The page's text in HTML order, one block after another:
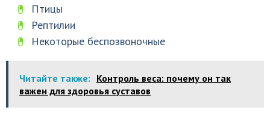
Птицы
Рептилии
Некоторые беспозвоночные
Читайте также: Контроль веса: почему он так
важен для здоровья суставов